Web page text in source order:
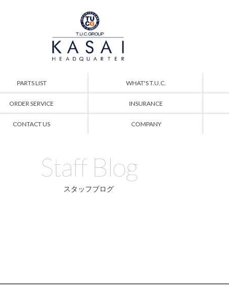
PARTS LIST WHAT'S T.U.C.
ORDER SERVICE INSURANCE
CONTACT US COMPANY
Staff Blog
スタッフブログ